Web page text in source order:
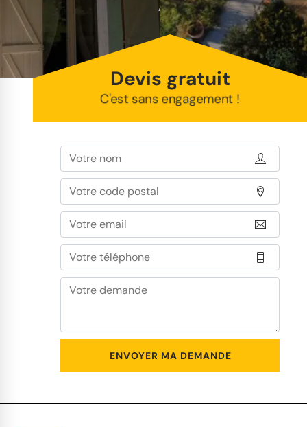
Devis gratuit
C'est sans engagement !